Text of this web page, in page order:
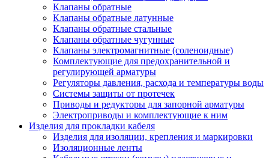
Клапаны обратные
Клапаны обратные латунные
Клапаны обратные стальные
Клапаны обратные чугунные
Клапаны электромагнитные (соленоидные)
Комплектующие для предохранительной и
регулирующей арматуры
Регуляторы давления, расхода и температуры воды
Системы защиты от протечек
Приводы и редукторы для запорной арматуры
Электроприводы и комплектующие к ним
Изделия для прокладки кабеля
Изделия для изоляции, крепления и маркировки
Изоляционные ленты